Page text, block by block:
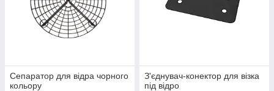
Сепаратор для відра чорного
кольору
З'єднувач-конектор для візка
під відро